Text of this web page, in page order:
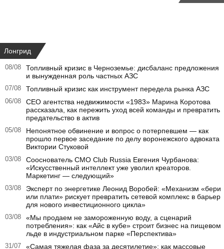
Лонгрид
08/08
Топливный кризис в Черноземье: дисбаланс предложения
и вынужденная роль частных АЗС
07/08 Топливный кризис как инструмент передела рынка АЗС
06/08
CEO агентства недвижимости «1983» Марина Коротова
рассказала, как пережить уход всей команды и превратить
предательство в актив
05/08
Непонятное обвинение и вопрос о потерпевшем — как
прошло первое заседание по делу воронежского адвоката
Виктории Стуковой
03/08
Сооснователь CMO Club Russia Евгения Чурбанова:
«Искусственный интеллект уже уволил креаторов.
Маркетинг — следующий»
03/08
Эксперт по энергетике Леонид Воробей: «Механизм «бери
или плати» рискует превратить сетевой комплекс в барьер
для нового инвестиционного цикла»
03/08
«Мы продаем не замороженную воду, а сценарий
потребления»: как «Айс в кубе» строит бизнес на пищевом
льде в индустриальном парке «Перспектива»
31/07
«Самая тяжелая фаза за десятилетие»: как массовые